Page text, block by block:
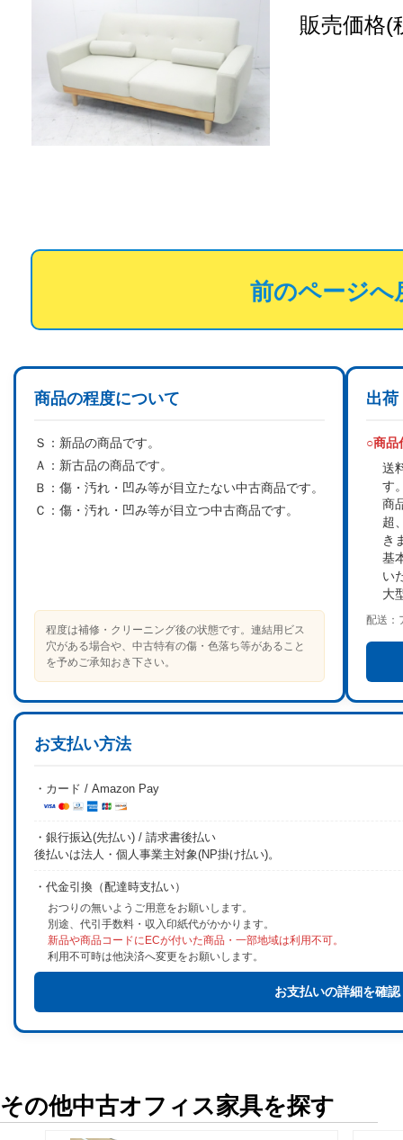
販売価格(
前のページへ
商品の程度について
Ｓ： 新品の商品です。
Ａ： 新古品の商品です。
Ｂ： 傷・汚れ・凹み等が目立たない中古商品です。
Ｃ： 傷・汚れ・凹み等が目立つ中古商品です。
程度は補修・クリーニング後の状態です。連結用ビス
穴がある場合や、中古特有の傷・色落ち等があること
を予めご承知おき下さい。
出荷
○商品
送
す
商
超
き
基
い
大
配送：
お支払い方法
・カード / Amazon Pay
・銀行振込(先払い) / 請求書後払い
後払いは法人・個人事業主対象(NP掛け払い)。
・代金引換（配達時支払い）
おつりの無いようご用意をお願いします。
別途、代引手数料・収入印紙代がかかります。
新品や商品コードにECが付いた商品・一部地域は利用不可。
利用不可時は他決済へ変更をお願いします。
お支払いの詳細を確認
その他中古オフィス家具を探す